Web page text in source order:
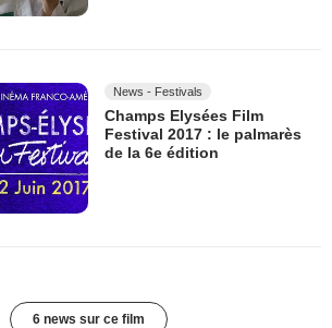
News - Festivals
Champs Elysées Film
Festival 2017 : le palmarès
de la 6e édition
6 news sur ce film